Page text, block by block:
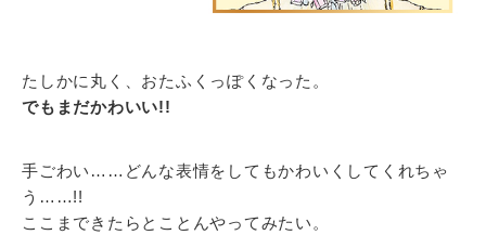
たしかに丸く、おたふくっぽくなった。
でもまだかわいい!!
手ごわい……どんな表情をしてもかわいくしてくれちゃ
う……!!
ここまできたらとことんやってみたい。